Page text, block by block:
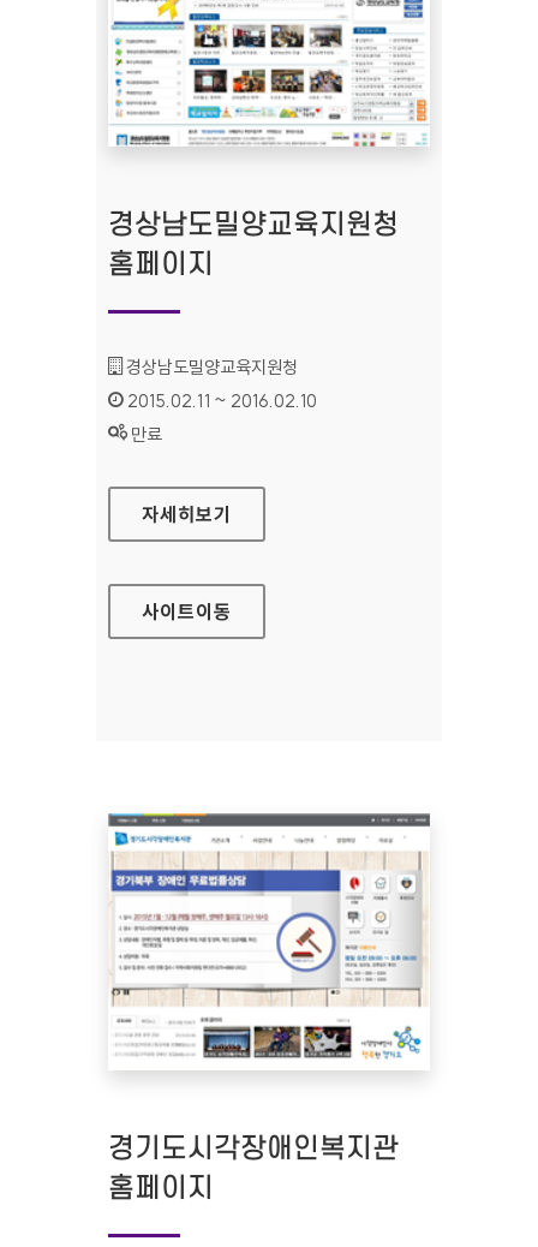
경상남도밀양교육지원청
홈페이지
기관명 :
경상남도밀양교육지원청
인증기간 :
2015.02.11 ~ 2016.02.10
상태 :
만료
경상남도밀양교육지원청 홈페이지
자세히보기
사이트이동
경기도시각장애인복지관
홈페이지